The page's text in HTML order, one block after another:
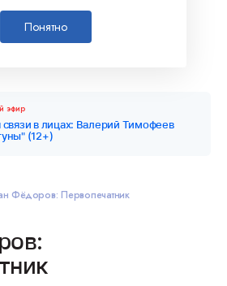
Понятно
эфир
в лицах: Валерий Тимофеев
(12+)
Фёдоров: Первопечатник